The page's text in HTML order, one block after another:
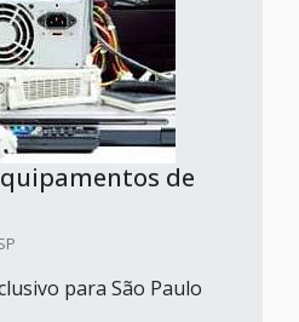
de
para São Paulo